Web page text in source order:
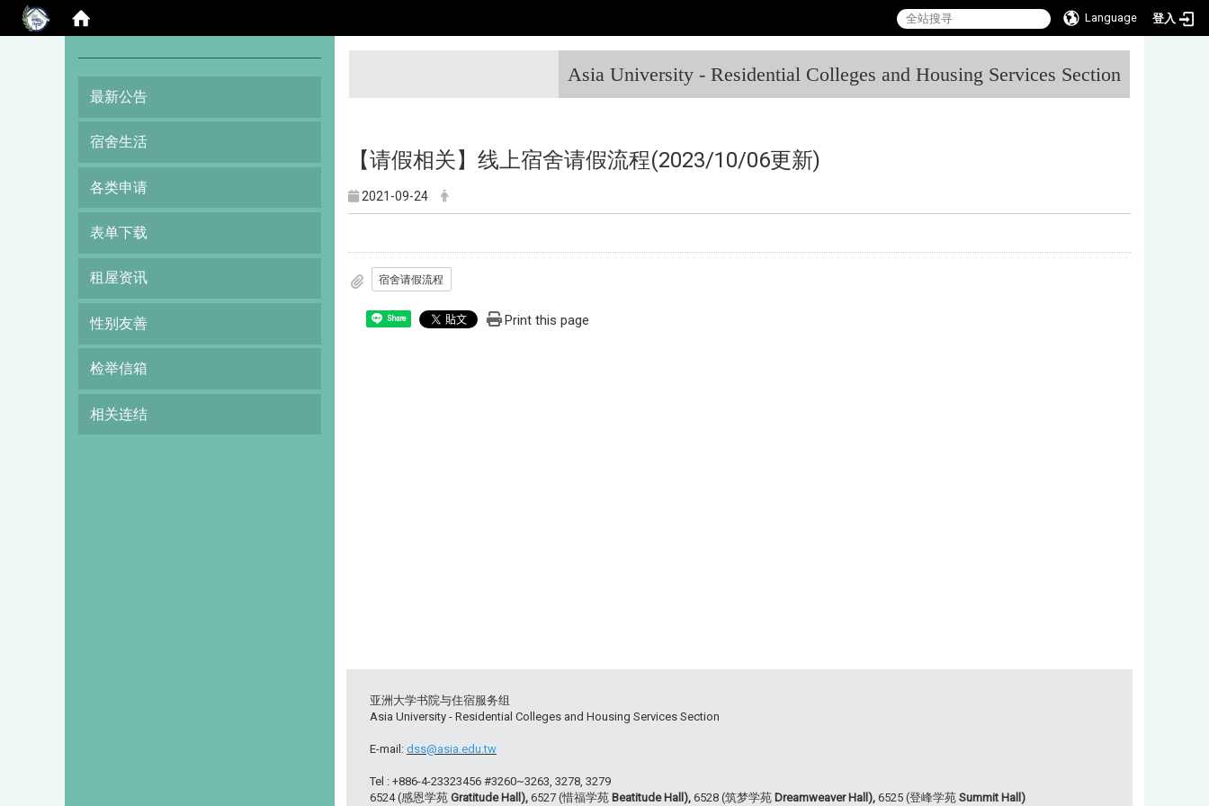
Language 登入
Asia University - Residential Colleges and Housing Services Section
最新公告
宿舍生活
各类申请
表单下载
租屋资讯
性别友善
检举信箱
相关连结
【请假相关】 线上宿舍请假流程(2023/10/06更新)
2021-09-24
宿舍请假流程
Share Print this page
亚洲大学书院与住宿服务组
Asia University - Residential Colleges and Housing Services Section
E-mail:dss@asia.edu.tw
Tel : +886-4-23323456 #3260~3263, 3278, 3279
6524 (感恩学苑Gratitude Hall),6527 (惜福学苑 Beatitude Hall),6528 (筑梦学苑 Dreamweaver Hall),6525 (登峰学苑Summit Hall)